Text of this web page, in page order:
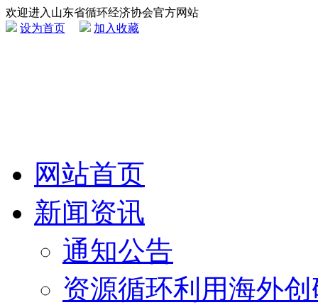
欢迎进入山东省循环经济协会官方网站
设为首页
加入收藏
网站首页
新闻资讯
通知公告
资源循环利用海外